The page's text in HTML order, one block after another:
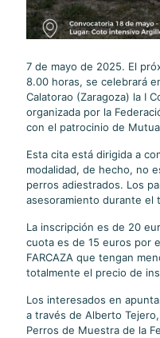
7 de mayo de 2025. El
8.00 horas, se celebrará
Calatorao (Zaragoza) la I
organizada por la
con el patrocinio de
Esta cita está dirigida a
modalidad, de hecho, no
perros adiestrados. Los
asesoramiento durante el
La inscripción es de 20
cuota es de 15 euros por
FARCAZA que tengan
totalmente el precio de
Los interesados en
a través de Alberto
Perros de Muestra de la